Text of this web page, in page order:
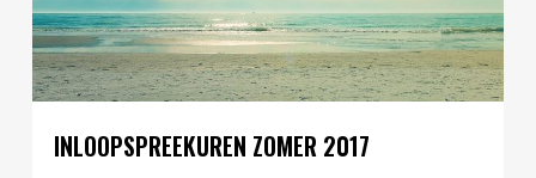
INLOOPSPREEKUREN ZOMER 2017